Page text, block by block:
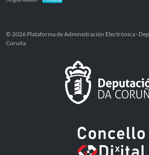
© 2026 Plataforma de Administración Electrónica ·
Coruña